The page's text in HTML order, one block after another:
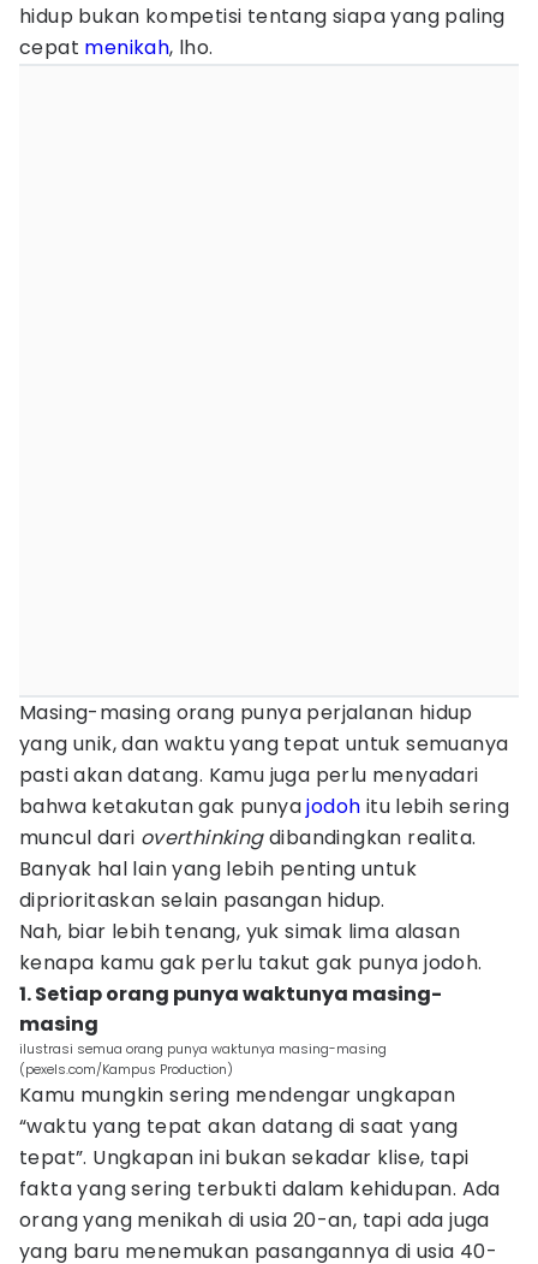
hidup bukan kompetisi tentang siapa yang paling
cepat menikah, lho.
Masing-masing orang punya perjalanan hidup
yang unik, dan waktu yang tepat untuk semuanya
pasti akan datang. Kamu juga perlu menyadari
bahwa ketakutan gak punyajodoh itu lebih sering
muncul dari overthinkingdibandingkan realita.
Banyak hal lain yang lebih penting untuk
diprioritaskan selain pasangan hidup.
Nah, biar lebih tenang, yuk simak lima alasan
kenapa kamu gak perlu takut gak punya jodoh.
1. Setiap orang punya waktunya masing-
masing
ilustrasi semua orang punya waktunya masing-masing
(pexels.com/Kampus Production)
Kamu mungkin sering mendengar ungkapan
“waktu yang tepat akan datang di saat yang
tepat”. Ungkapan ini bukan sekadar klise, tapi
fakta yang sering terbukti dalam kehidupan. Ada
orang yang menikah di usia 20-an, tapi ada juga
yang baru menemukan pasangannya di usia 40-